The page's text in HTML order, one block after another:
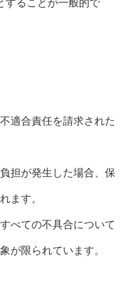
することが一般的で
適合責任を請求された
担が発生した場合、保
ます。
べての不具合について
が限られています。